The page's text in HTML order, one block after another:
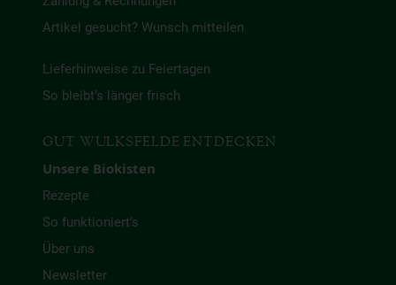
Artikel gesucht? Wunsch mitteilen
Lieferhinweise zu Feiertagen
So bleibt’s länger frisch
GUT WULKSFELDE ENTDECKEN
Unsere Biokisten
Rezepte
So funktioniert’s
Über uns
Newsletter